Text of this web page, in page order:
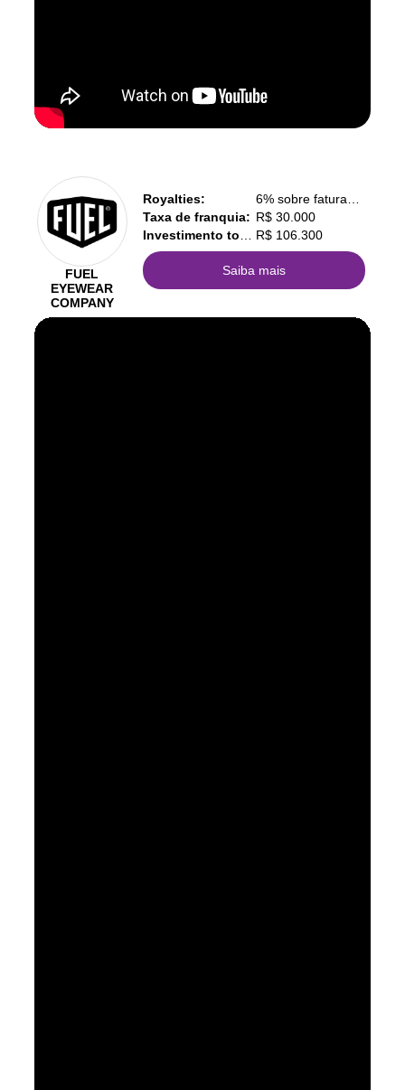
FUEL
EYEWEAR
COMPANY
Royalties:
Taxa de franquia: R$ 30.000
R$ 106.300
Saiba mais